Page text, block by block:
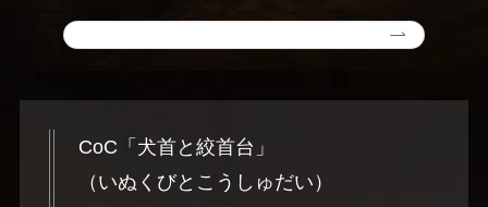
CoC「犬首と絞首台」
（いぬくびとこうしゅだい）